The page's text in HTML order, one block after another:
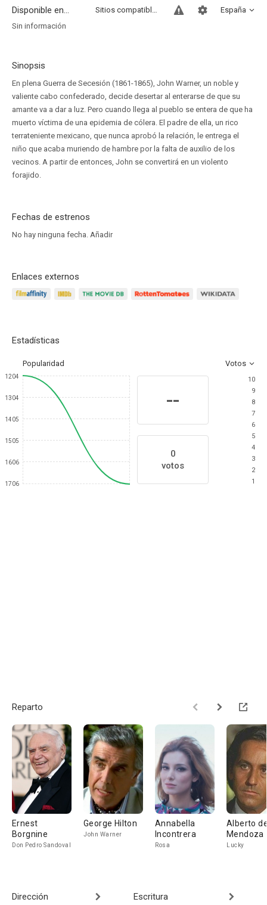
Disponible en... España
Sitios compatibles
Sin información
Sinopsis
En plena Guerra de Secesión (1861-1865), John Warner, un noble y
valiente cabo confederado, decide desertar al enterarse de que su
amante va a dar a luz. Pero cuando llega al pueblo se entera de que ha
muerto víctima de una epidemia de cólera. El padre de ella, un rico
terrateniente mexicano, que nunca aprobó la relación, le entrega el
niño que acaba muriendo de hambre por la falta de auxilio de los
vecinos. A partir de entonces, John se convertirá en un violento
forajido.
Fechas de estrenos
No hay ninguna fecha. Añadir
Enlaces externos
Estadísticas
Popularidad Votos
1204
1304
1405
1505
1606
1706
--
0
votos
10
9
8
7
6
5
4
3
2
1
Reparto
Ernest
Borgnine
Don Pedro Sandoval
George Hilton
John Warner
Annabella
Incontrera
Rosa
Alberto
Mendoza
Lucky
Dirección Escritura